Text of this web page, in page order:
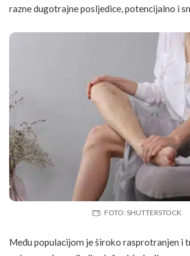
razne dugotrajne posljedice, potencijalno i
FOTO: SHUTTERSTOCK
Među populacijom je široko rasprotranjen i